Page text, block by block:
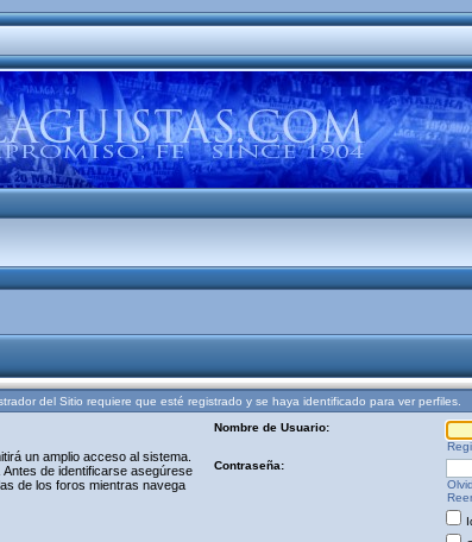
del Sitio requiere que esté registrado y se haya identificado para ver perfiles.
un amplio acceso al sistema.
de identificarse asegúrese
de los foros mientras navega
Nombre de Usuario:
Contraseña: